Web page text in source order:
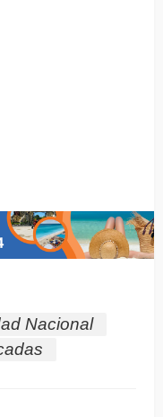
Nacional